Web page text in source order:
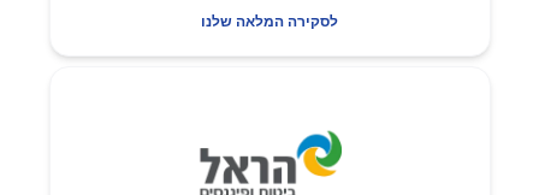
לסקירה המלאה שלנו